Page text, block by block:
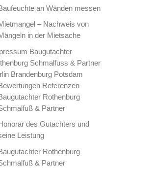
an Wänden messen
– Nachweis von
in der Mietsache
Baugutachter
Schmalfuss & Partner
Brandenburg Potsdam
Referenzen
Rothenburg
& Partner
des Gutachters und
Leistung
Rothenburg
& Partner